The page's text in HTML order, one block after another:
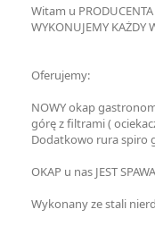
Witam u PRODUCENTA
WYKONUJEMY KAŻDY
Oferujemy:
NOWY okap
górę z filtrami (
Dodatkowo rura spiro
OKAP u nas JEST
Wykonany ze stali